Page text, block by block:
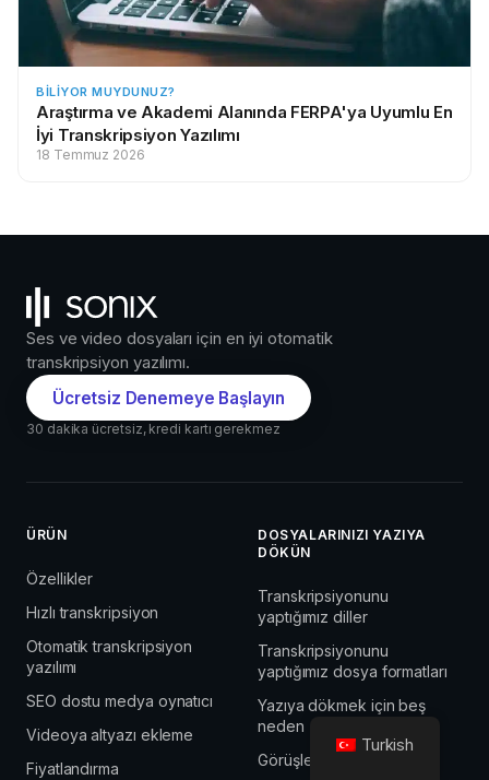
BILIYOR MUYDUNUZ?
Araştırma ve Akademi Alanında FERPA'ya Uyumlu En
İyi Transkripsiyon Yazılımı
18 Temmuz 2026
Ses ve video dosyaları için en iyi otomatik
transkripsiyon yazılımı.
Ücretsiz Denemeye Başlayın
30 dakika ücretsiz, kredi kartı gerekmez
ÜRÜN
Özellikler
Hızlı transkripsiyon
Otomatik transkripsiyon
yazılımı
SEO dostu medya oynatıcı
Videoya altyazı ekleme
Fiyatlandırma
DOSYALARINIZI YAZIYA
DÖKÜN
Transkripsiyonunu
yaptığımız diller
Transkripsiyonunu
yaptığımız dosya formatları
Yazıya dökmek için beş
neden
Görüşler
Turkish